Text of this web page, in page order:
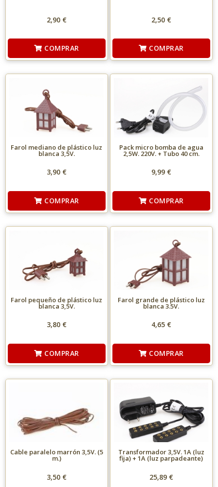
2,90 €
COMPRAR
2,50 €
COMPRAR
Farol mediano de plástico luz
blanca 3,5V.
3,90 €
COMPRAR
Pack micro bomba de agua
2,5W. 220V. + Tubo 40 cm.
9,99 €
COMPRAR
Farol pequeño de plástico luz
blanca 3,5V.
3,80 €
COMPRAR
Farol grande de plástico luz
blanca 3.5V.
4,65 €
COMPRAR
Cable paralelo marrón 3,5V. (5
m.)
3,50 €
Transformador 3,5V. 1A (luz
fija) + 1A (luz parpadeante)
25,89 €